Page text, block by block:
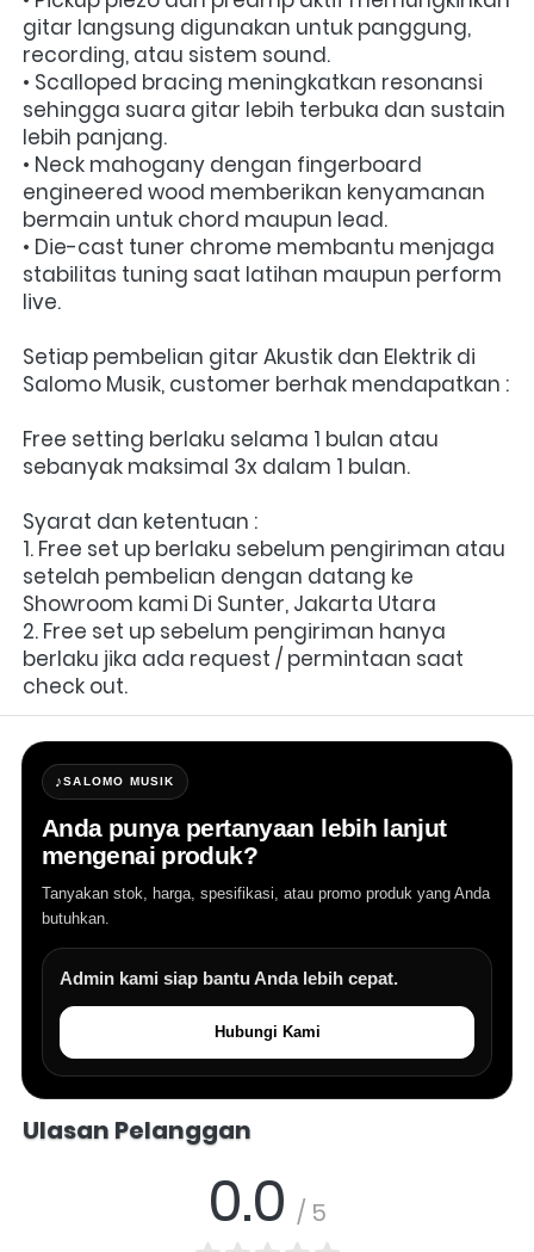
gitar langsung digunakan untuk panggung,
recording, atau sistem sound.
• Scalloped bracing meningkatkan resonansi
sehingga suara gitar lebih terbuka dan sustain
lebih panjang.
• Neck mahogany dengan fingerboard
engineered wood memberikan kenyamanan
bermain untuk chord maupun lead.
• Die-cast tuner chrome membantu menjaga
stabilitas tuning saat latihan maupun perform
live.
Setiap pembelian gitar Akustik dan Elektrik di
Salomo Musik, customer berhak mendapatkan :
Free setting berlaku selama 1 bulan atau
sebanyak maksimal 3x dalam 1 bulan.
Syarat dan ketentuan :
1. Free set up berlaku sebelum pengiriman atau
setelah pembelian dengan datang ke
Showroom kami Di Sunter, Jakarta Utara
2. Free set up sebelum pengiriman hanya
berlaku jika ada request / permintaan saat
check out.
♪SALOMO MUSIK
Anda punya pertanyaan lebih lanjut
mengenai produk?
Tanyakan stok, harga, spesifikasi, atau promo produk yang Anda
butuhkan.
Admin kami siap bantu Anda lebih cepat.
Hubungi Kami
Ulasan Pelanggan
0.0 / 5